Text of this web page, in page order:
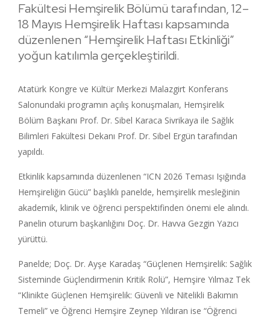
Fakültesi Hemşirelik Bölümü tarafından, 12–
18 Mayıs Hemşirelik Haftası kapsamında
düzenlenen “Hemşirelik Haftası Etkinliği”
yoğun katılımla gerçekleştirildi.
Atatürk Kongre ve Kültür Merkezi Malazgirt Konferans
Salonundaki programın açılış konuşmaları, Hemşirelik
Bölüm Başkanı Prof. Dr. Sibel Karaca Sivrikaya ile Sağlık
Bilimleri Fakültesi Dekanı Prof. Dr. Sibel Ergün tarafından
yapıldı.
Etkinlik kapsamında düzenlenen “ICN 2026 Teması Işığında
Hemşireliğin Gücü” başlıklı panelde, hemşirelik mesleğinin
akademik, klinik ve öğrenci perspektifinden önemi ele alındı.
Panelin oturum başkanlığını Doç. Dr. Havva Gezgin Yazıcı
yürüttü.
Panelde; Doç. Dr. Ayşe Karadaş “Güçlenen Hemşirelik: Sağlık
Sisteminde Güçlendirmenin Kritik Rolü”, Hemşire Yılmaz Tek
“Klinikte Güçlenen Hemşirelik: Güvenli ve Nitelikli Bakımın
Temeli” ve Öğrenci Hemşire Zeynep Yıldıran ise “Öğrenci